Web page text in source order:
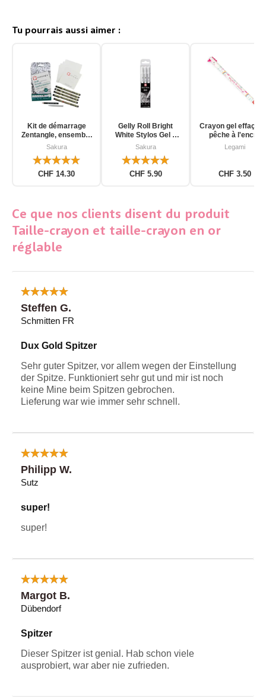
Tu pourrais aussi aimer :
Kit de démarrage
Zentangle, ensemble
d'outils pour
Sakura
CHF 14.30
Gelly Roll Bright
White Stylos Gel 3
pièces
Sakura
CHF 5.90
Crayon gel
pêche à l'encre
d'unicorn
Legami
CHF 3.50
Ce que nos clients disent du produit
Taille-crayon et taille-crayon en or
réglable
Steffen G.
Schmitten FR
Dux Gold Spitzer
Sehr guter Spitzer, vor allem wegen der Einstellung
der Spitze. Funktioniert sehr gut und mir ist noch
keine Mine beim Spitzen gebrochen.
Lieferung war wie immer sehr schnell.
Philipp W.
Sutz
super!
super!
Margot B.
Dübendorf
Spitzer
Dieser Spitzer ist genial. Hab schon viele
ausprobiert, war aber nie zufrieden.